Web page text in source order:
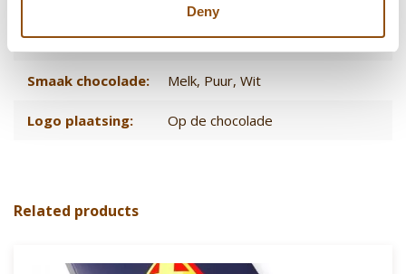
Deny
Levertijd: 21 dagen, of in overleg
Smaak chocolade: Melk, Puur, Wit
Logo plaatsing: Op de chocolade
Related products